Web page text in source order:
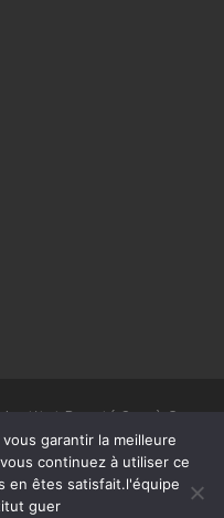
Beauté Spa à Guer
réservés
Pro
garantir la meilleure
continuez à utiliser ce
en êtes satisfait.l'équipe
guer